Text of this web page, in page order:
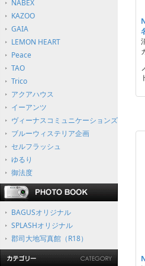
NABEX
KAZOO
GAIA
LEMON HEART
Peace
TAO
Trico
アクアハウス
イーアンツ
ヴィーナスコミュニケーションズ
ブルーウィステリア企画
セルフラッシュ
ゆるり
御法度
BAGUSオリジナル
SPLASHオリジナル
郡司大地写真館（R18）